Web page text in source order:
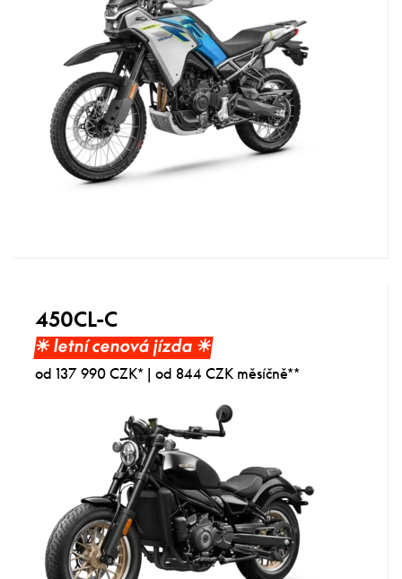
450CL-C
☀︎ letní cenová jízda ☀︎
od 137 990 CZK* | od 844 CZK měsíčně**